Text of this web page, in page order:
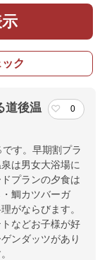
ク
道後温
0
す。早期割プラ
は男女大浴場に
プランの夕食は
鯛カツバーガ
がならびます。
などお子様が好
ンダッツがあり